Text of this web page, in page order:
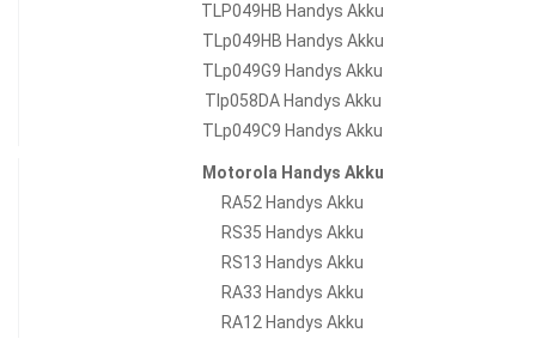
TLP049HB Handys Akku
TLp049HB Handys Akku
TLp049G9 Handys Akku
Tlp058DA Handys Akku
TLp049C9 Handys Akku
Motorola Handys Akku
RA52 Handys Akku
RS35 Handys Akku
RS13 Handys Akku
RA33 Handys Akku
RA12 Handys Akku